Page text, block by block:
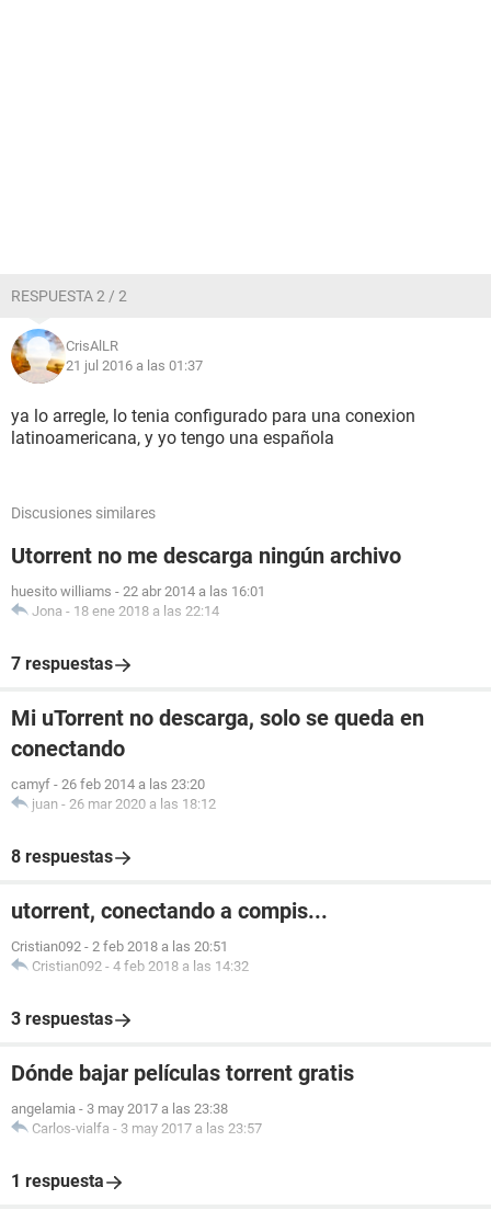
RESPUESTA 2 / 2
CrisAlLR
21 jul 2016 a las 01:37
ya lo arregle, lo tenia configurado para una conexion
latinoamericana, y yo tengo una española
Discusiones similares
Utorrent no me descarga ningún archivo
huesito williams - 22 abr 2014 a las 16:01
Jona - 18 ene 2018 a las 22:14
7 respuestas
Mi uTorrent no descarga, solo se queda en
conectando
camyf - 26 feb 2014 a las 23:20
juan - 26 mar 2020 a las 18:12
8 respuestas
utorrent, conectando a compis...
Cristian092 - 2 feb 2018 a las 20:51
Cristian092 - 4 feb 2018 a las 14:32
3 respuestas
Dónde bajar películas torrent gratis
angelamia - 3 may 2017 a las 23:38
Carlos-vialfa - 3 may 2017 a las 23:57
1 respuesta